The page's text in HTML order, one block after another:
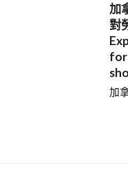
加
對
for
加